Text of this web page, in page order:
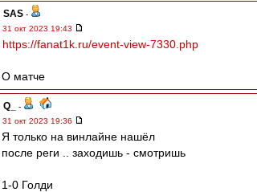
SAS -
31 окт 2023 19:43
https://fanat1k.ru/event-view-7330.php
О матче
Q_
-
31 окт 2023 19:36
Я только на винлайне нашёл
после реги .. заходишь - смотришь
1-0 Голди